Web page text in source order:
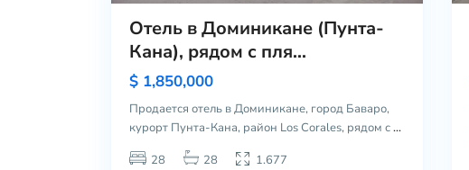
Отель в Доминикане (Пунта-
Кана), рядом с пля...
$ 1,850,000
Продается отель в Доминикане, город Баваро,
курорт Пунта-Кана, район Los Corales, рядом с...
28
28 1.677